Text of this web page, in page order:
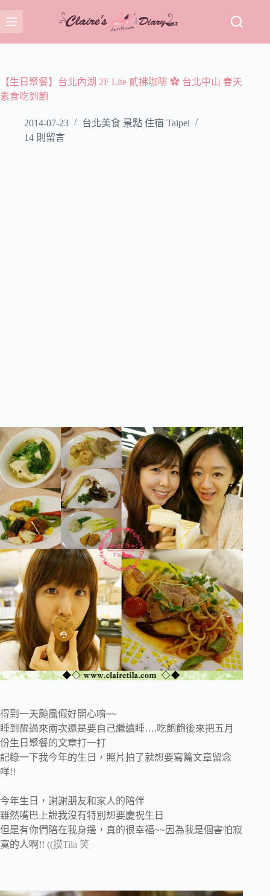
至
主
容【生日聚餐】台北內湖 2F Lite 貳拂咖啡 ✿ 台北中山 春天
素食吃到飽
2014-07-23
台北美食 景點 住宿 Taipei
14 則留言
得到一天颱風假好開心唷~~
睡到醒過來兩次還是要自己繼續睡….吃飽飽後來把五月
份生日聚餐的文章打一打
記錄一下我今年的生日，照片拍了就想要寫篇文章留念
咩!!
今年生日，謝謝朋友和家人的陪伴
雖然嘴巴上說我沒有特別想要慶祝生日
但是有你們陪在我身邊，真的很幸福~~因為我是個害怕寂
寞的人啊!! ((摸Tila 笑